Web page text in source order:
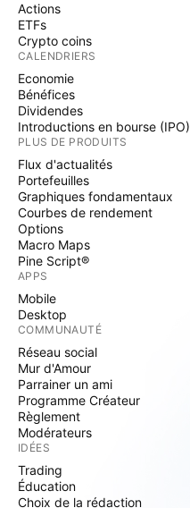
Actions
ETFs
Crypto coins
CALENDRIERS
Economie
Bénéfices
Dividendes
Introductions en bourse (IPO)
PLUS DE PRODUITS
Flux d'actualités
Portefeuilles
Graphiques fondamentaux
Courbes de rendement
Options
Macro Maps
Pine Script®
APPS
Mobile
Desktop
COMMUNAUTÉ
Réseau social
Mur d'Amour
Parrainer un ami
Programme Créateur
Règlement
Modérateurs
IDÉES
Trading
Éducation
Choix de la rédaction